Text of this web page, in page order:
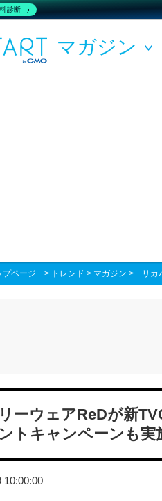
マガジン
プページ > トレンド > マガジン > リカ
ーウェアReDが新
トキャンペーンも実
10:00:00
診断